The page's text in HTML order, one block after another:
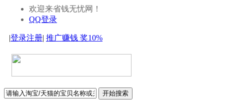
欢迎来省钱无忧网！
QQ登录
|登录注册| 推广赚钱 奖10%
开始搜索